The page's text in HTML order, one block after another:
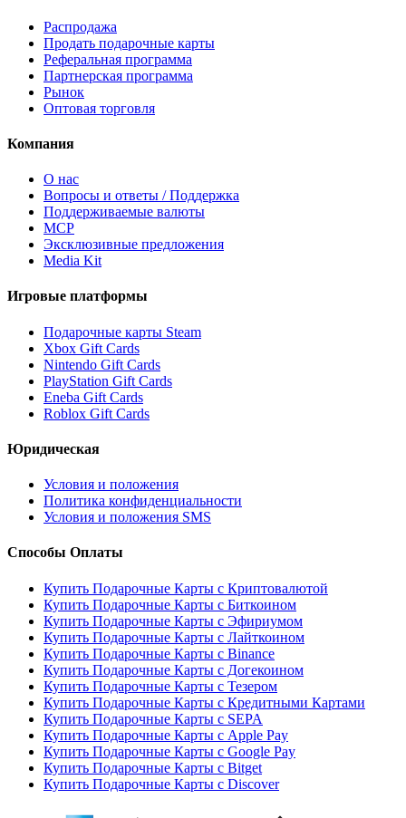
Распродажа
Продать подарочные карты
Реферальная программа
Партнерская программа
Рынок
Оптовая торговля
Компания
О нас
Вопросы и ответы / Поддержка
Поддерживаемые валюты
MCP
Эксклюзивные предложения
Media Kit
Игровые платформы
Подарочные карты Steam
Xbox Gift Cards
Nintendo Gift Cards
PlayStation Gift Cards
Eneba Gift Cards
Roblox Gift Cards
Юридическая
Условия и положения
Политика конфиденциальности
Условия и положения SMS
Способы Оплаты
Купить Подарочные Карты с Криптовалютой
Купить Подарочные Карты с Биткоином
Купить Подарочные Карты с Эфириумом
Купить Подарочные Карты с Лайткоином
Купить Подарочные Карты с Binance
Купить Подарочные Карты с Догекоином
Купить Подарочные Карты с Тезером
Купить Подарочные Карты с Кредитными Картами
Купить Подарочные Карты с SEPA
Купить Подарочные Карты с Apple Pay
Купить Подарочные Карты с Google Pay
Купить Подарочные Карты с Bitget
Купить Подарочные Карты с Discover